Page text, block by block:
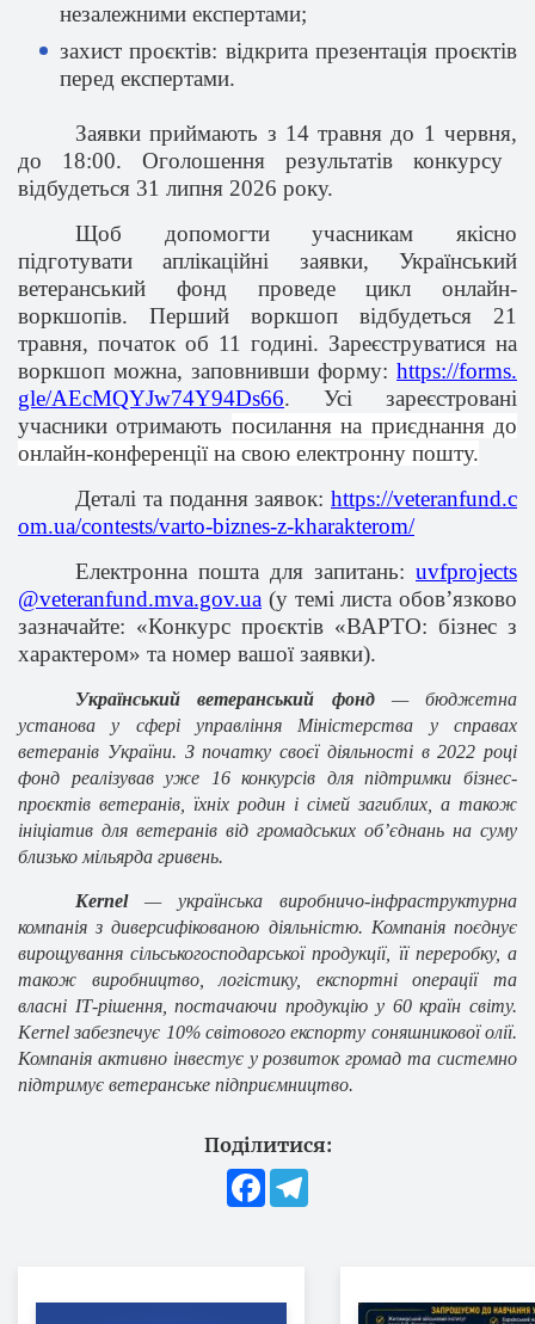
незалежними експертами;
захист проєктів: відкрита презентація проєктів
перед експертами.
Заявки приймають з 14 травня до 1 червня,
до 18:00. Оголошення результатів конкурсу
відбудеться 31 липня 2026 року.
Щоб допомогти учасникам якісно
підготувати аплікаційні заявки, Український
ветеранський фонд проведе цикл онлайн-
воркшопів. Перший воркшоп відбудеться 21
травня, початок об 11 годині. Зареєструватися на
воркшоп можна, заповнивши форму: https://forms.
gle/AEcMQYJw74Y94Ds66. Усі зареєстровані
учасники отримають посилання на приєднання до
онлайн-конференції на свою електронну пошту.
Деталі та подання заявок: https://veteranfund.c
om.ua/contests/varto-biznes-z-kharakterom/
Електронна пошта для запитань: uvfprojects
@veteranfund.mva.gov.ua (у темі листа обов’язково
зазначайте: «Конкурс проєктів «ВАРТО: бізнес з
характером» та номер вашої заявки).
Український ветеранський фонд— бюджетна
установа у сфері управління Міністерства у справах
ветеранів України. З початку своєї діяльності в 2022 році
фонд реалізував уже 16 конкурсів для підтримки бізнес-
проєктів ветеранів, їхніх родин і сімей загиблих, а також
ініціатив для ветеранів від громадських обʼєднань на суму
близько мільярда гривень.
Kernel— українська виробничо-інфраструктурна
компанія з диверсифікованою діяльністю. Компанія поєднує
вирощування сільськогосподарської продукції, її переробку, а
також виробництво, логістику, експортні операції та
власні ІТ-рішення, постачаючи продукцію у 60 країн світу.
Kernel забезпечує 10% світового експорту соняшникової олії.
Компанія активно інвестує у розвиток громад та системно
підтримує ветеранське підприємництво.
Поділитися:
Facebook